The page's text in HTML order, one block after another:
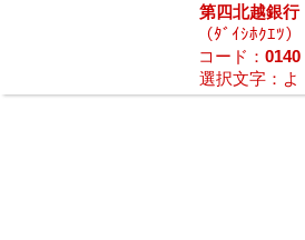
第四北越銀行
（ﾀﾞｲｼﾎｸｴﾂ）
コード： 0140
選択文字：よ